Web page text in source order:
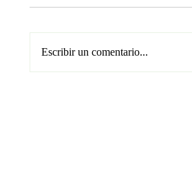
Escribir un comentario...